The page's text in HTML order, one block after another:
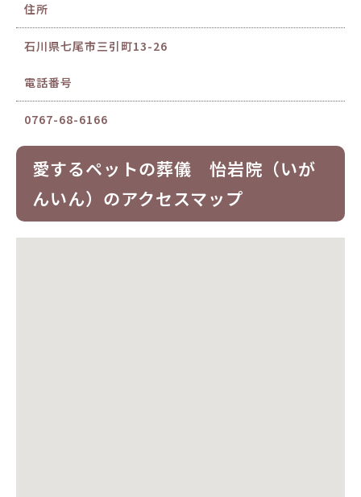
住所
石川県七尾市三引町13-26
電話番号
0767-68-6166
愛するペットの葬儀 怡岩院（いが
んいん）のアクセスマップ